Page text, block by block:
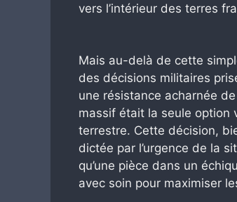
vers l’intérieur des terres
Mais au-delà de cette
des décisions militaires
une résistance acharnée
massif était la seule option
terrestre. Cette décision,
dictée par l’urgence de la
qu’une pièce dans un
avec soin pour maximiser